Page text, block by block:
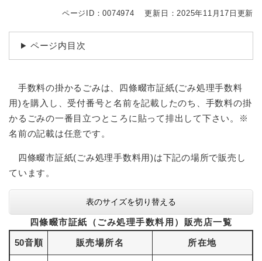
手
メ
ュ
ー
ひ
保険・年金
税金
住まい
交通
地域活動・コミュニティ
消費生活
相談窓口
ページID：0074974 更新日：2025年11月17日更新
ページ内目次
手数料の掛かるごみは、四條畷市証紙(ごみ処理手数料
用)を購入し、受付番号と名前を記載したのち、手数料の掛
かるごみの一番目立つところに貼って排出して下さい。※
名前の記載は任意です。
四條畷市証紙(ごみ処理手数料用)は下記の場所で販売し
ています。
表のサイズを切り替える
四條畷市証紙（ごみ処理手数料用）販売店一覧
50音順 販売場所名 所在地